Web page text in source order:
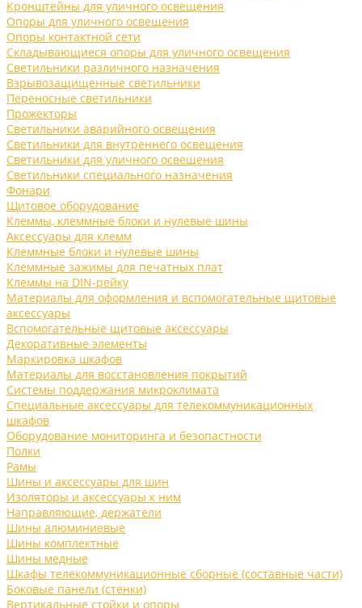
Кронштейны для уличного освещения
Опоры для уличного освещения
Опоры контактной сети
Складывающиеся опоры для уличного освещения
Светильники различного назначения
Взрывозащищенные светильники
Переносные светильники
Прожекторы
Светильники аварийного освещения
Светильники для внутреннего освещения
Светильники для уличного освещения
Светильники специального назначения
Фонари
Щитовое оборудование
Клеммы, клеммные блоки и нулевые шины
Аксессуары для клемм
Клеммные блоки и нулевые шины
Клеммные зажимы для печатных плат
Клеммы на DIN-рейку
Материалы для оформления и вспомогательные щитовые
аксессуары
Вспомогательные щитовые аксессуары
Декоративные элементы
Маркировка шкафов
Материалы для восстановления покрытий
Системы поддержания микроклимата
Специальные аксессуары для телекоммуникационных
шкафов
Оборудование мониторинга и безопастности
Полки
Рамы
Шины и аксессуары для шин
Изоляторы и аксессуары к ним
Направляющие, держатели
Шины алюминиевые
Шины комплектные
Шины медные
Шкафы телекоммуникационные сборные (составные части)
Боковые панели (стенки)
Вертикальные стойки и опоры